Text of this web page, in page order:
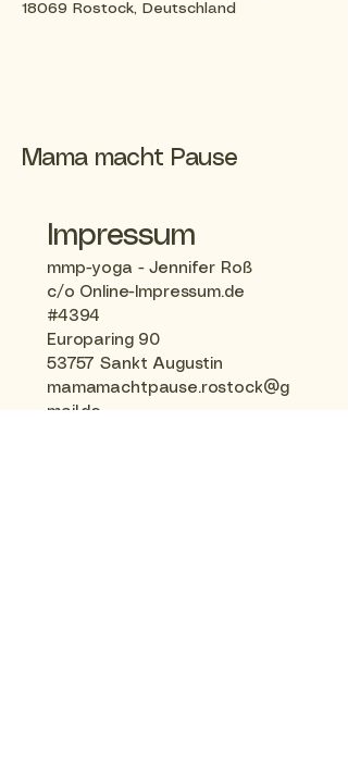
18069 Rostock, Deutschland
Mama macht Pause
Impressum
mmp-yoga - Jennifer Roß
c/o Online-Impressum.de
#4394
Europaring 90
53757 Sankt Augustin
mamamachtpause.rostock@g
mail.de